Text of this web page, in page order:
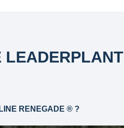
LEADERPLANT
RENEGADE ® ?